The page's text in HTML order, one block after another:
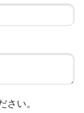
さい。